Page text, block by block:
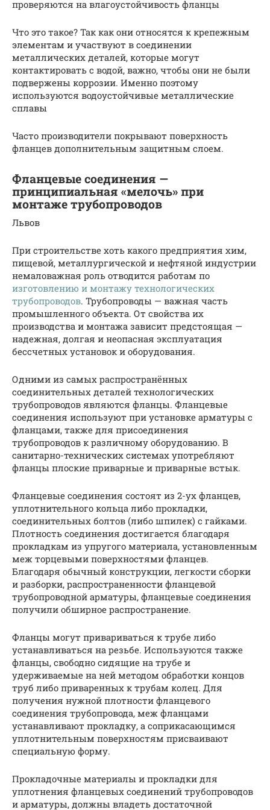
проверяются на влагоустойчивость фланцы
Что это такое? Так как они относятся к крепежным
элементам и участвуют в соединении
металлических деталей, которые могут
контактировать с водой, важно, чтобы они не были
подвержены коррозии. Именно поэтому
используются водоустойчивые металлические
сплавы
Часто производители покрывают поверхность
фланцев дополнительным защитным слоем.
Фланцевые соединения —
принципиальная «мелочь» при
монтаже трубопроводов
Львов
При строительстве хоть какого предприятия хим,
пищевой, металлургической и нефтяной индустрии
немаловажная роль отводится работам по
изготовлению и монтажу технологических
трубопроводов. Трубопроводы — важная часть
промышленного объекта. От свойства их
производства и монтажа зависит предстоящая —
надежная, долгая и неопасная эксплуатация
бессчетных установок и оборудования.
Одними из самых распространённых
соединительных деталей технологических
трубопроводов являются фланцы. Фланцевые
соединения используют при установке арматуры с
фланцами, также для присоединения
трубопроводов к различному оборудованию. В
санитарно-технических системах употребляют
фланцы плоские приварные и приварные встык.
Фланцевые соединения состоят из 2-ух фланцев,
уплотнительного кольца либо прокладки,
соединительных болтов (либо шпилек) с гайками.
Плотность соединения достигается благодаря
прокладкам из упругого материала, установленным
меж торцевыми поверхностями фланцев.
Благодаря обычный конструкции, легкости сборки
и разборки, распространенности фланцевой
трубопроводной арматуры, фланцевые соединения
получили обширное распространение.
Фланцы могут привариваться к трубе либо
устанавливаться на резьбе. Используются также
фланцы, свободно сидящие на трубе и
удерживаемые на ней методом обработки концов
труб либо приваренных к трубам колец. Для
получения нужной плотности фланцевого
соединения трубопровода, меж фланцами
устанавливают прокладку, а соприкасающимся
уплотнительным поверхностям присваивают
специальную форму.
Прокладочные материалы и прокладки для
уплотнения фланцевых соединений трубопроводов
и арматуры, должны владеть достаточной